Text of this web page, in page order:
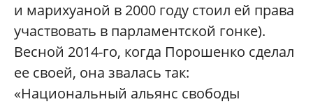
и марихуаной в 2000 году стоил ей права
участвовать в парламентской гонке).
Весной 2014-го, когда Порошенко сделал
ее своей, она звалась так:
«Национальный альянс свободы